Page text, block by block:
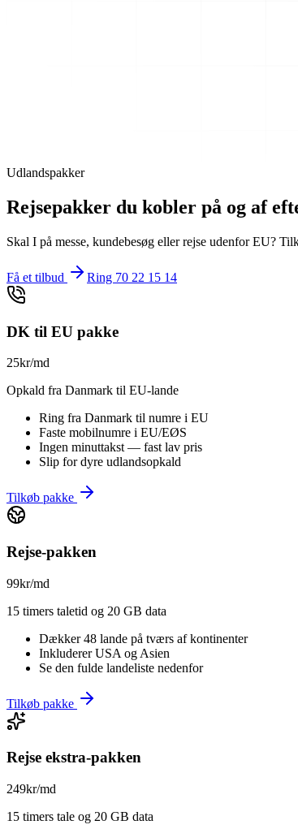
Udlandspakker
Rejsepakker du kobler på og af
Skal I på messe, kundebesøg eller rejse udenfor EU?
Få et tilbud Ring 70 22 15 14
DK til EU pakke
25kr/md
Opkald fra Danmark til EU-lande
Ring fra Danmark til numre i EU
Faste mobilnumre i EU/EØS
Ingen minuttakst — fast lav pris
Slip for dyre udlandsopkald
Tilkøb pakke
Rejse-pakken
99kr/md
15 timers taletid og 20 GB data
Dækker 48 lande på tværs af kontinenter
Inkluderer USA og Asien
Se den fulde landeliste nedenfor
Tilkøb pakke
Rejse ekstra-pakken
249kr/md
15 timers tale og 20 GB data